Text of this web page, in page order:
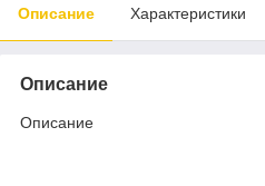
Описание Характеристики
Описание
Описание